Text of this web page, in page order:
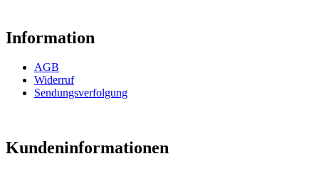
Information
AGB
Widerruf
Sendungsverfolgung
Kundeninformationen